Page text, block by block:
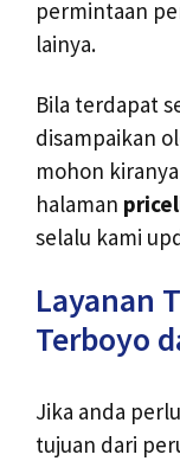
permintaan
lainya.
Bila terdapat
disampaikan
mohon
halaman
selalu kami
Layanan
Terboyo
Jika anda
tujuan dari